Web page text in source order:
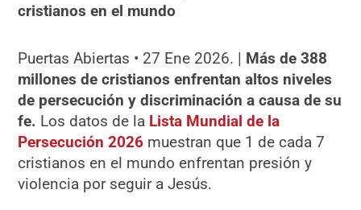
cristianos en el mundo
Puertas Abiertas • 27 Ene 2026. | Más de 388
millones de cristianos enfrentan altos niveles
de persecución y discriminación a causa de su
fe. Los datos de la Lista Mundial de la
Persecución 2026 muestran que 1 de cada 7
cristianos en el mundo enfrentan presión y
violencia por seguir a Jesús.